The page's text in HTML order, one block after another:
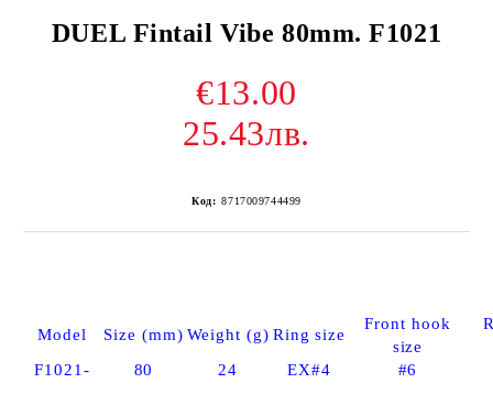
DUEL Fintail Vibe 80mm. F1021
€13.00
25.43лв.
Код: 8717009744499
Model Size (mm) Weight (g) Ring size
Front hook
size
F1021- 80 24 EX#4 #6